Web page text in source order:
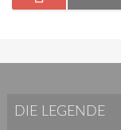
DIE LEGENDE